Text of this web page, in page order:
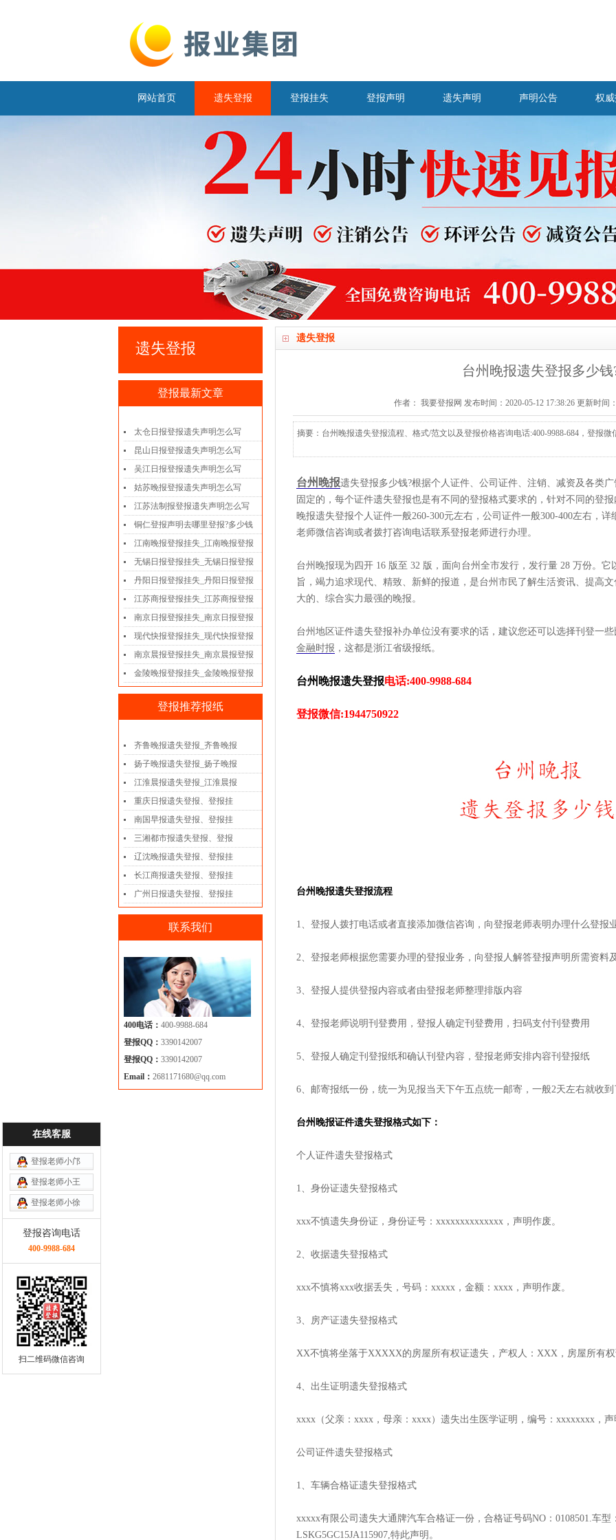
网站首页 遗失登报 登报挂失 登报声明 遗失声明 声明公告 权
遗失登报
台州晚报遗失登报多少钱
作者： 我要登报网 发布时间：2020-05-12 17:38:26 更新时间
摘要：台州晚报遗失登报流程、格式/范文以及登报价格咨询电话:400-9988-684，登报微
台州晚报遗失登报多少钱?根据个人证件、公司证件、注销、减资及各类
固定的，每个证件遗失登报也是有不同的登报格式要求的，针对不同的登
晚报遗失登报个人证件一般260-300元左右，公司证件一般300-400左右，
老师微信咨询或者拨打咨询电话联系登报老师进行办理。
台州晚报现为四开 16 版至 32 版，面向台州全市发行，发行量 28 万份。
旨，竭力追求现代、精致、新鲜的报道，是台州市民了解生活资讯、提高
大的、综合实力最强的晚报。
台州地区证件遗失登报补办单位没有要求的话，建议您还可以选择刊登一些
金融时报 ，这都是浙江省级报纸。
台州晚报遗失登报电话:400-9988-684
登报微信:1944750922
台州晚报遗失登报流程
1、登报人拨打电话或者直接添加微信咨询，向登报老师表明办理什么登报
2、登报老师根据您需要办理的登报业务，向登报人解答登报声明所需资料
3、登报人提供登报内容或者由登报老师整理排版内容
4、登报老师说明刊登费用，登报人确定刊登费用，扫码支付刊登费用
5、登报人确定刊登报纸和确认刊登内容，登报老师安排内容刊登报纸
6、邮寄报纸一份，统一为见报当天下午五点统一邮寄，一般2天左右就收到
台州晚报证件遗失登报格式如下：
个人证件遗失登报格式
1、身份证遗失登报格式
xxx不慎遗失身份证，身份证号：xxxxxxxxxxxxxx，声明作废。
2、收据遗失登报格式
xxx不慎将xxx收据丢失，号码：xxxxx，金额：xxxx，声明作废。
3、房产证遗失登报格式
XX不慎将坐落于XXXXX的房屋所有权证遗失，产权人：XXX，房屋所有
4、出生证明遗失登报格式
xxxx（父亲：xxxx，母亲：xxxx）遗失出生医学证明，编号：xxxxxxxx，声
公司证件遗失登报格式
1、车辆合格证遗失登报格式
xxxxx有限公司遗失大通牌汽车合格证一份，合格证号码NO：0108501.车型
LSKG5GC15JA115907,特此声明。
遗失登报
登报最新文章
太仓日报登报遗失声明怎么写
昆山日报登报遗失声明怎么写
吴江日报登报遗失声明怎么写
姑苏晚报登报遗失声明怎么写
江苏法制报登报遗失声明怎么写
铜仁登报声明去哪里登报?多少钱
江南晚报登报挂失_江南晚报登报
无锡日报登报挂失_无锡日报登报
丹阳日报登报挂失_丹阳日报登报
江苏商报登报挂失_江苏商报登报
南京日报登报挂失_南京日报登报
现代快报登报挂失_现代快报登报
南京晨报登报挂失_南京晨报登报
金陵晚报登报挂失_金陵晚报登报
登报推荐报纸
齐鲁晚报遗失登报_齐鲁晚报
扬子晚报遗失登报_扬子晚报
江淮晨报遗失登报_江淮晨报
重庆日报遗失登报、登报挂
南国早报遗失登报、登报挂
三湘都市报遗失登报、登报
辽沈晚报遗失登报、登报挂
长江商报遗失登报、登报挂
广州日报遗失登报、登报挂
联系我们
400电话： 400-9988-684
登报QQ： 3390142007
登报QQ： 3390142007
Email： 2681171680@qq.com
在线客服
登报老师小邝
登报老师小王
登报老师小徐
登报咨询电话
400-9988-684
扫二维码微信咨询